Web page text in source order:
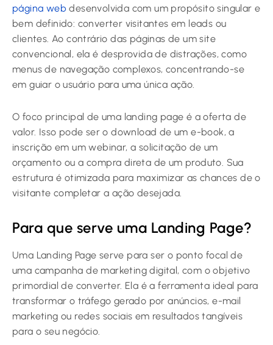
página web desenvolvida com um propósito singular e
bem definido: converter visitantes em leads ou
clientes. Ao contrário das páginas de um site
convencional, ela é desprovida de distrações, como
menus de navegação complexos, concentrando-se
em guiar o usuário para uma única ação.
O foco principal de uma landing page é a oferta de
valor. Isso pode ser o download de um e-book, a
inscrição em um webinar, a solicitação de um
orçamento ou a compra direta de um produto. Sua
estrutura é otimizada para maximizar as chances de o
visitante completar a ação desejada.
Para que serve uma Landing Page?
Uma Landing Page serve para ser o ponto focal de
uma campanha de marketing digital, com o objetivo
primordial de converter. Ela é a ferramenta ideal para
transformar o tráfego gerado por anúncios, e-mail
marketing ou redes sociais em resultados tangíveis
para o seu negócio.